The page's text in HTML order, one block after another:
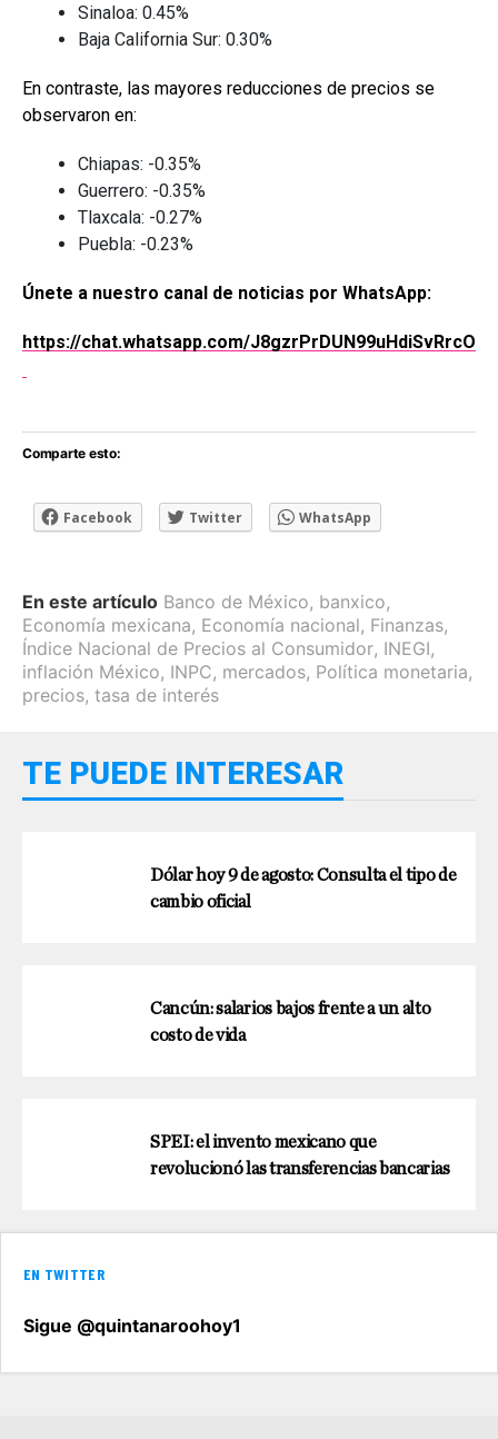
Sinaloa: 0.45%
Baja California Sur: 0.30%
En contraste, las mayores reducciones de precios se
observaron en:
Chiapas: -0.35%
Guerrero: -0.35%
Tlaxcala: -0.27%
Puebla: -0.23%
Únete a nuestro canal de noticias por WhatsApp:
https://chat.whatsapp.com/J8gzrPrDUN99uHdiSvRrcO
Comparte esto:
Facebook Twitter WhatsApp
En este artículo Banco de México, banxico,
Economía mexicana, Economía nacional, Finanzas,
Índice Nacional de Precios al Consumidor, INEGI,
inflación México, INPC, mercados, Política monetaria,
precios, tasa de interés
TE PUEDE INTERESAR
Dólar hoy 9 de agosto: Consulta el tipo de
cambio oficial
Cancún: salarios bajos frente a un alto
costo de vida
SPEI: el invento mexicano que
revolucionó las transferencias bancarias
EN TWITTER
Sigue @quintanaroohoy1